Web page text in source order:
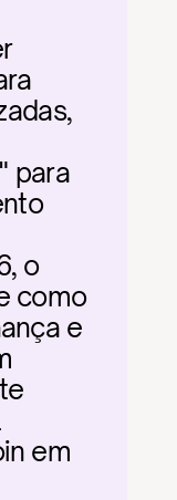
para
o
como
e
em